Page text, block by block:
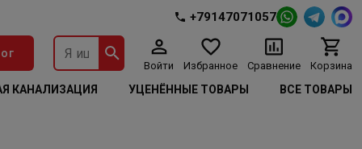
+79147071057
Войти Избранное Сравнение Корзина
КАНАЛИЗАЦИЯ УЦЕНЁННЫЕ ТОВАРЫ ВСЕ ТОВАРЫ